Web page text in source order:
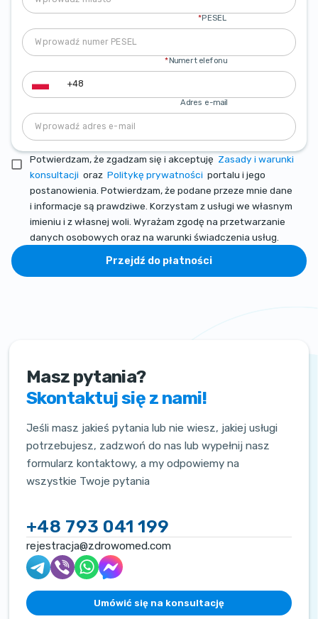
PESEL
*
Numer telefonu
*
Adres e-mail
Potwierdzam, że zgadzam się i akceptuję Zasady i warunki
konsultacji oraz Politykę prywatności portalu i jego
postanowienia. Potwierdzam, że podane przeze mnie dane
i informacje są prawdziwe. Korzystam z usługi we własnym
imieniu i z własnej woli. Wyrażam zgodę na przetwarzanie
danych osobowych oraz na warunki świadczenia usług.
Przejdź do płatności
Masz pytania?
Skontaktuj się z nami!
Jeśli masz jakieś pytania lub nie wiesz, jakiej usługi
potrzebujesz, zadzwoń do nas lub wypełnij nasz
formularz kontaktowy, a my odpowiemy na
wszystkie Twoje pytania
+48 793 041 199
rejestracja@zdrowomed.com
Umówić się na konsultację